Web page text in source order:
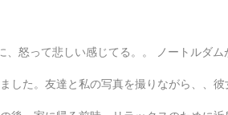
とき、それはすぐにニュースにありました！アマゾンの熱帯は地球さんの肺で、
写真に写りたがっています。彼は走りてカメラの前にに立ちました。彼のお母さんは